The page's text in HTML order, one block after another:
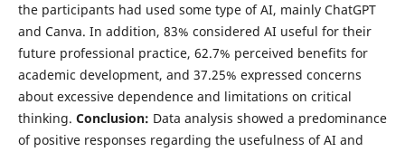
the participants had used some type of AI, mainly ChatGPT
and Canva. In addition, 83% considered AI useful for their
future professional practice, 62.7% perceived benefits for
academic development, and 37.25% expressed concerns
about excessive dependence and limitations on critical
thinking. Conclusion: Data analysis showed a predominance
of positive responses regarding the usefulness of AI and